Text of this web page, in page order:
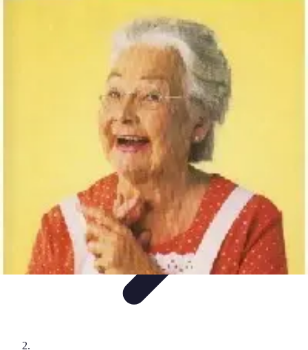
Techniques de Speedcubing
Techniques et Astuces
Astuces Rubik Cube